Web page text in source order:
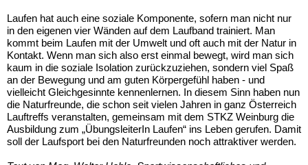
Laufen hat auch eine soziale Komponente, sofern man nicht nur
in den eigenen vier Wänden auf dem Laufband trainiert. Man
kommt beim Laufen mit der Umwelt und oft auch mit der Natur in
Kontakt. Wenn man sich also erst einmal bewegt, wird man sich
kaum in die soziale Isolation zurückzuziehen, sondern viel Spaß
an der Bewegung und am guten Körpergefühl haben - und
vielleicht Gleichgesinnte kennenlernen. In diesem Sinn haben nun
die Naturfreunde, die schon seit vielen Jahren in ganz Österreich
Lauftreffs veranstalten, gemeinsam mit dem STKZ Weinburg die
Ausbildung zum „ÜbungsleiterIn Laufen“ ins Leben gerufen. Damit
soll der Laufsport bei den Naturfreunden noch attraktiver werden.